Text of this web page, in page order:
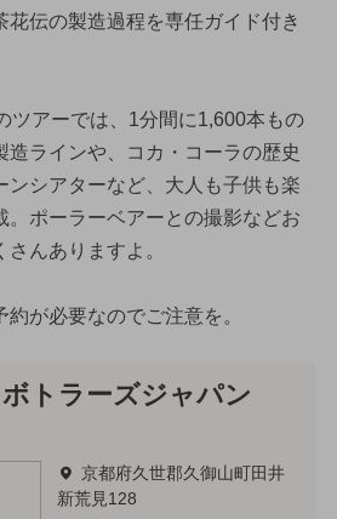
花伝の製造過程を専任ガイド付き
ツアーでは、1分間に1,600本もの
造ラインや、コカ・コーラの歴史
ンシアターなど、大人も子供も楽
。ポーラーベアーとの撮影などお
んありますよ。
が必要なのでご注意を。
ボトラーズジャパン
京都府久世郡久御山町田井
新荒見128